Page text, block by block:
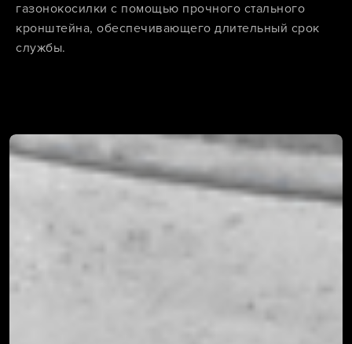
газонокосилки с помощью прочного стального
кронштейна, обеспечивающего длительный срок
службы.